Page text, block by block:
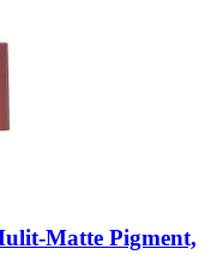
​Matte Pigment,